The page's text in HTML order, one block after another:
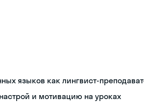
языков как лингвист-
и мотивацию на уроках